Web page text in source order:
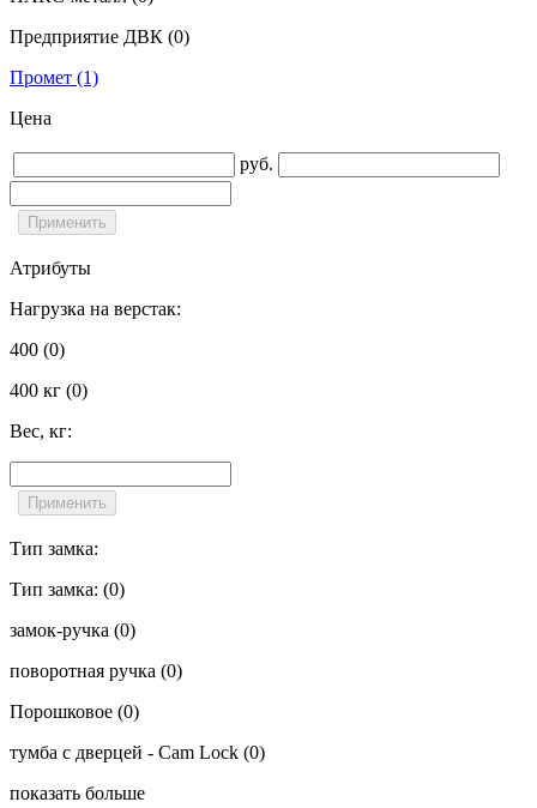
Предприятие ДВК (0)
Промет (1)
Цена
руб.
Атрибуты
Нагрузка на верстак:
400 (0)
400 кг (0)
Вес, кг:
Тип замка:
Тип замка: (0)
замок-ручка (0)
поворотная ручка (0)
Порошковое (0)
тумба с дверцей - Cam Lock (0)
показать больше